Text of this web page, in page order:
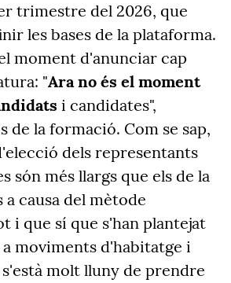
trimestre del 2026, que
les bases de la plataforma.
moment d'anunciar cap
"Ara no és el moment
i candidates",
de la formació. Com se sap,
dels representants
són més llargs que els de la
causa del mètode
i que sí que s'han plantejat
moviments d'habitatge i
molt lluny de prendre